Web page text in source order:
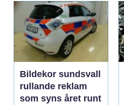
Bildekor sundsvall
rullande reklam
som syns året runt